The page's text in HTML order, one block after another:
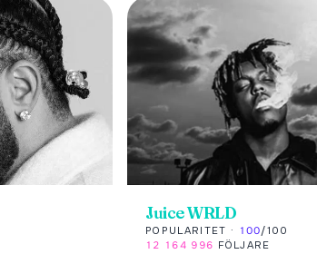
Juice WRLD
POPULARITET · 100/100
12 164 996 FÖLJARE